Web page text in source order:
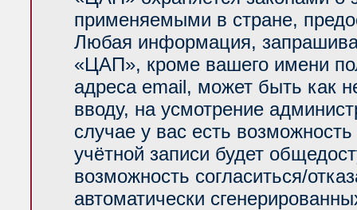
применяемыми в стране,
Любая информация,
«ЦАП», кроме вашего имени
адреса email, может быть как
вводу, на усмотрение
случае у вас есть
учётной записи будет
возможность согласиться/
автоматически